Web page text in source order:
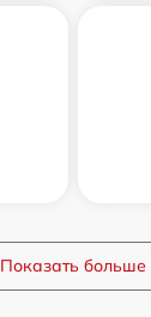
Показать больше